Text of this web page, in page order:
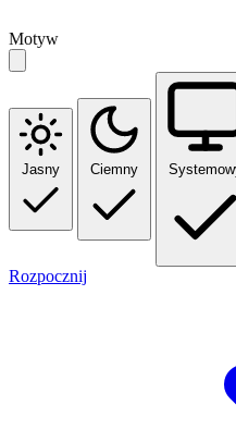
Motyw
Jasny Ciemny
Rozpocznij